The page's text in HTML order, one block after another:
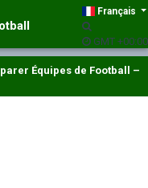
Français
GMT +00:00
Équipes de Football –